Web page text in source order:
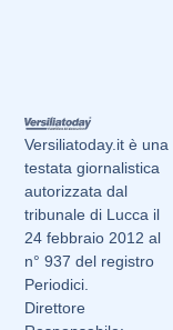
Versiliatoday.it è una
testata giornalistica
autorizzata dal
tribunale di Lucca il
24 febbraio 2012 al
n° 937 del registro
Periodici.
Direttore